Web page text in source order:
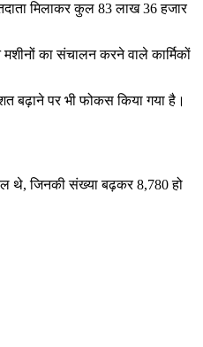
मिलाकर कुल 83 लाख 36 हजार
का संचालन करने वाले कार्मिकों
बढ़ाने पर भी फोकस किया गया है।
थे, जिनकी संख्या बढ़कर 8,780 हो